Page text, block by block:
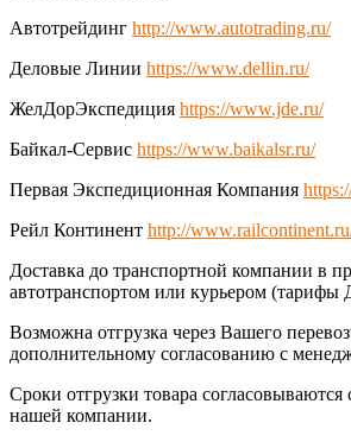
Автотрейдинг http://www.autotrading.ru/
Деловые Линии https://www.dellin.ru/
ЖелДорЭкспедиция https://www.jde.ru/
Байкал-Сервис https://www.baikalsr.ru/
Первая Экспедиционная Компания
Рейл Континент http://
Доставка до транспортной компании в
автотранспортом или курьером (тарифы
Возможна отгрузка через Вашего
дополнительному согласованию с
Сроки отгрузки товара согласовываются
нашей компании.